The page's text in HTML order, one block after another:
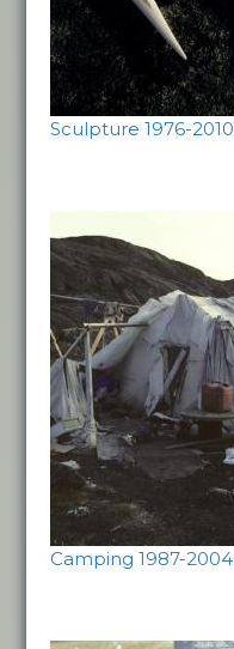
Sculpture 1976-2010
Camping 1987-2004